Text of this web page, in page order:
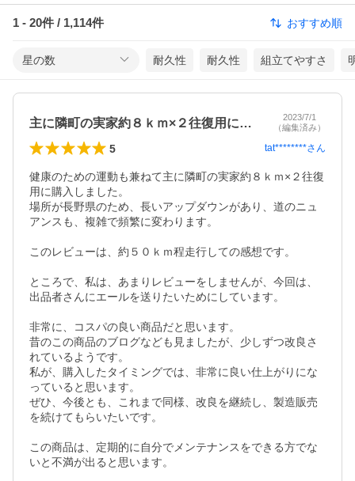
1 - 20件 / 1,114件 おすすめ順
星の数 耐久性 耐久性 組立てやすさ
主に隣町の実家約８ｋｍ×２往復用に購入…
2023/7/1
（編集済み）
5 tat********さん
健康のための運動も兼ねて主に隣町の実家約８ｋｍ×２往復
用に購入しました。
場所が長野県のため、長いアップダウンがあり、道のニュ
アンスも、複雑で頻繁に変わります。
このレビューは、約５０ｋｍ程走行しての感想です。
ところで、私は、あまりレビューをしませんが、今回は、
出品者さんにエールを送りたいためにしています。
非常に、コスパの良い商品だと思います。
昔のこの商品のブログなども見ましたが、少しずつ改良さ
れているようです。
私が、購入したタイミングでは、非常に良い仕上がりにな
っていると思います。
ぜひ、今後とも、これまで同様、改良を継続し、製造販売
を続けてもらいたいです。
この商品は、定期的に自分でメンテナンスをできる方でな
いと不満が出ると思います。